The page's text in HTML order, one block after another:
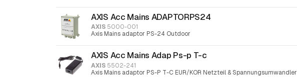
AXIS Acc Mains ADAPTORPS24
AXIS 5000-001
Axis Mains adaptor PS-24 Outdoor
AXIS Acc Mains Adap Ps-p T-c
AXIS 5502-241
Axis Mains adaptor PS-P T-C EUR/KOR Netzteil & Spannungsumwandler